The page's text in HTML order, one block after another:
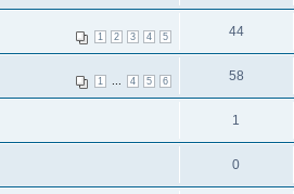
1 2 3 4 5 44
1 4 5 6 58
1
0